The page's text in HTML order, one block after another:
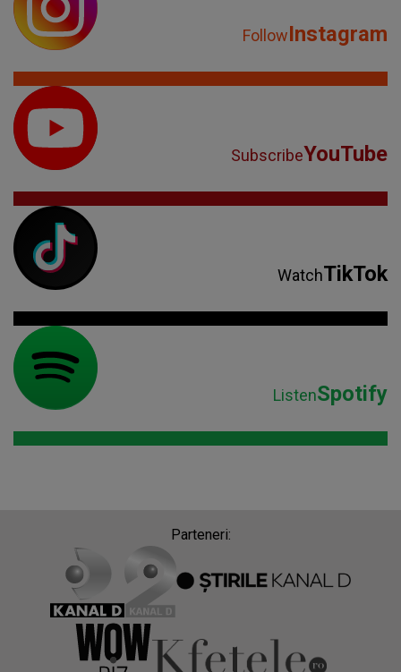
FollowInstagram
SubscribeYouTube
WatchTikTok
ListenSpotify
Parteneri: